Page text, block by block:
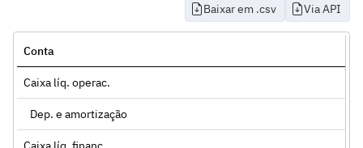
Baixar em .csv Via API
Conta
Caixa líq. operac.
Dep. e amortização